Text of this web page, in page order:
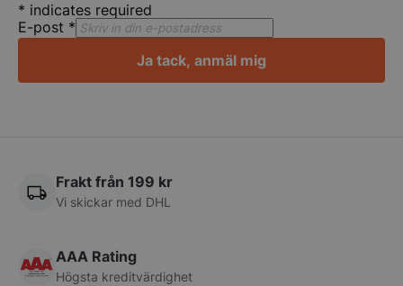
* indicates required
E-post *
Ja tack, anmäl mig
Frakt från 199 kr
Vi skickar med DHL
AAA Rating
Högsta kreditvärdighet